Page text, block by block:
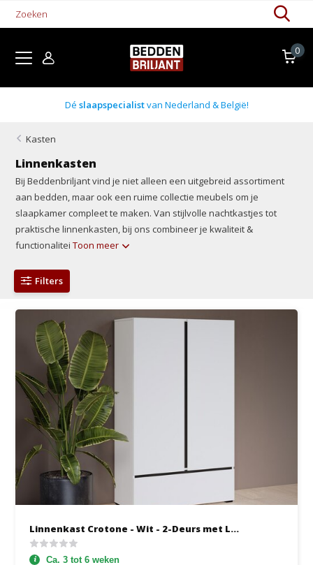
0
Boxsprings uit voorraad
Kasten
Linnenkasten
Bij Beddenbriljant vind je niet alleen een uitgebreid assortiment
aan bedden, maar ook een ruime collectie meubels om je
slaapkamer compleet te maken. Van stijlvolle nachtkastjes tot
praktische linnenkasten, bij ons combineer je kwaliteit &
functionaliteiToon meer
Filters
Linnenkast Crotone - Wit - 2-Deurs met L...
Ca. 3 tot 6 weken